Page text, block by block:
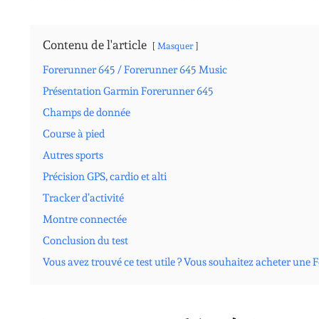
Contenu de l'article Masquer
Forerunner 645 / Forerunner 645 Music
Présentation Garmin Forerunner 645
Champs de donnée
Course à pied
Autres sports
Précision GPS, cardio et alti
Tracker d’activité
Montre connectée
Conclusion du test
Vous avez trouvé ce test utile ? Vous souhaitez acheter une